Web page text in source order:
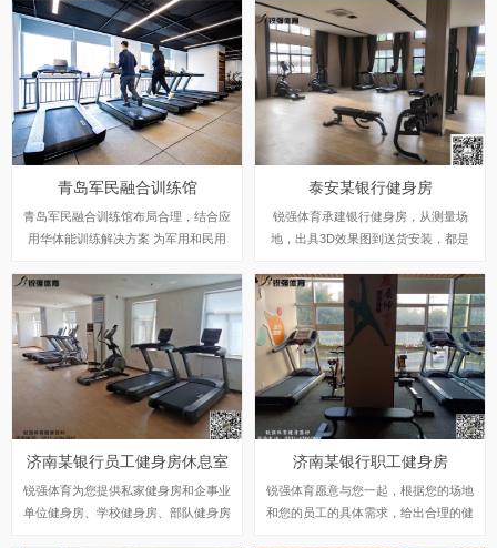
青岛军民融合训练馆
青岛军民融合训练馆布局合理，结合应
用华体能训练解决方案 为军用和民用
发展针对军用训练需要。
泰安某银行健身房
锐强体育承建银行健身房，从测量场
地，出具3D效果图到送货安装，都是
济南某银行员工健身房休息室
锐强体育为您提供私家健身房和企事业
单位健身房、学校健身房、部队健身房
济南某银行职工健身房
锐强体育愿意与您一起，根据您的场地
和您的员工的具体需求，给出合理的健